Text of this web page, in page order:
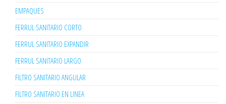
EMPAQUES
FERRUL SANITARIO CORTO
FERRUL SANITARIO EXPANDIR
FERRUL SANITARIO LARGO
FILTRO SANITARIO ANGULAR
FILTRO SANITARIO EN LINEA